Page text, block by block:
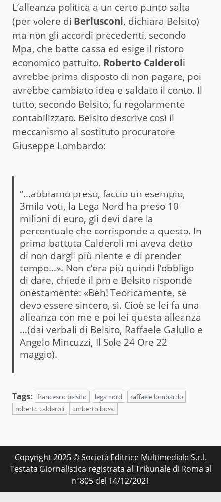
L’alleanza politica a un certo punto salta
(per volere di Berlusconi, dichiara Belsito)
ma non gli accordi precedenti, secondo
Mpa, che batte cassa ed esige il ristoro
economico pattuito. Roberto Calderoli
avrebbe prima disposto di non pagare, poi
avrebbe cambiato idea e saldato il conto. Il
tutto, secondo Belsito, fu regolarmente
contabilizzato. Belsito descrive così il
meccanismo al sostituto procuratore
Giuseppe Lombardo:
“…abbiamo preso, faccio un esempio,
3mila voti, la Lega Nord ha preso 10
milioni di euro, gli devi dare la
percentuale che corrisponde a questo. In
prima battuta Calderoli mi aveva detto
di non dargli più niente e di prender
tempo…». Non c’era più quindi l’obbligo
di dare, chiede il pm e Belsito risponde
onestamente: «Beh! Teoricamente, se
devo essere sincero, sì. Cioè se lei fa una
alleanza con me e poi lei questa alleanza
…(dai verbali di Belsito, Raffaele Galullo e
Angelo Mincuzzi, Il Sole 24 Ore 22
maggio).
Tags: francesco belsito lega nord
raffaele lombardo
roberto calderoli
umberto bossi
Copyright 2025 © Società Editrice Multimediale S.r.l.
Testata Giornalistica registrata al Tribunale di Roma al
n°805 del 14/12/2021